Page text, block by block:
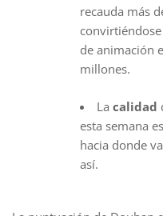
recauda más
de animación
millones.
La calidad
esta semana
hacia donde
así.